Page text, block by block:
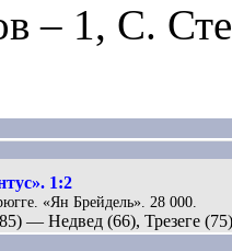
– 1, С.
1:2
«Ян Брейдель». 28 000.
— Недвед (66), Трезеге